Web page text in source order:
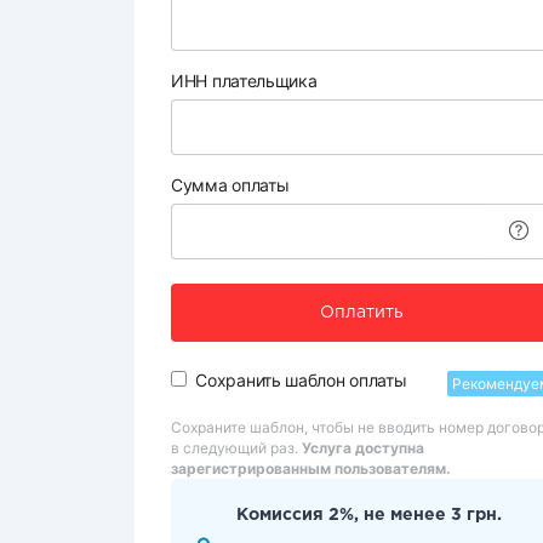
ИНН плательщика
Сумма оплаты
Оплатить
Сохранить шаблон оплаты
Сохраните шаблон, чтобы не вводить номер
в следующий раз. Услуга доступна
зарегистрированным пользователям.
Комиссия 2%, не менее 3 грн.